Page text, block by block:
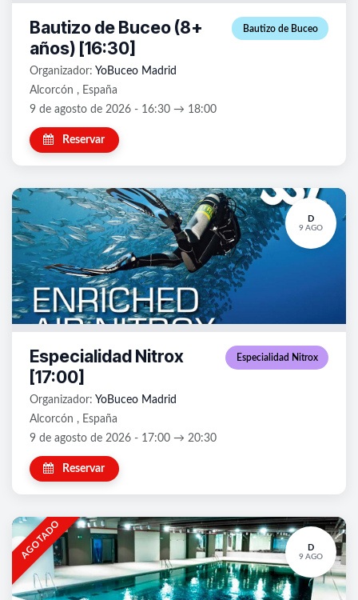
Bautizo de Buceo (8+
años) [16:30]
Bautizo de Buceo
Organizador: YoBuceo Madrid
Alcorcón , España
9 de agosto de 2026 - 16:30 → 18:00
Reservar
D
9 AGO
Especialidad Nitrox
[17:00]
Especialidad Nitrox
Organizador: YoBuceo Madrid
Alcorcón , España
9 de agosto de 2026 - 17:00 → 20:30
Reservar
AGOTADO D
9 AGO